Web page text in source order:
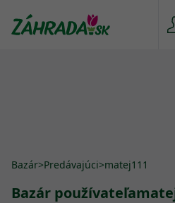
Bazár>Predávajúci>matej111
Bazár používateľa